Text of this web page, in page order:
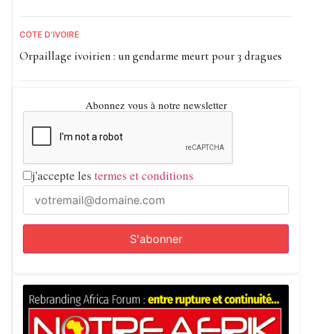
CÔTE D'IVOIRE
Orpaillage ivoirien : un gendarme meurt pour 3 dragues
Abonnez vous à notre newsletter
j'accepte les termes et conditions